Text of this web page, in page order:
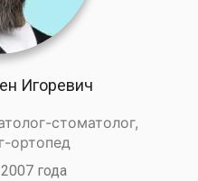
Игоревич
стоматолог,
ортопед
года